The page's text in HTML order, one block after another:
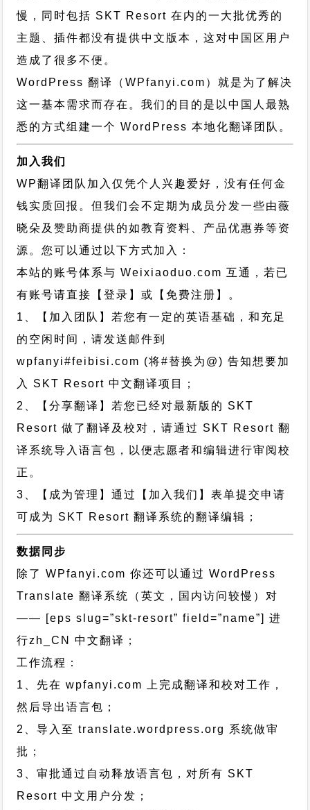
慢，同时包括 SKT Resort 在内的一大批优秀的
主题、插件都没有提供中文版本，这对中国区用户
造成了很多不便。
WordPress 翻译（WPfanyi.com） 就是为了解决
这一基本需求而存在。我们的目的是以中国人最熟
悉的方式组建一个 WordPress 本地化翻译团队。
加入我们
WP翻译团队加入仅凭个人兴趣爱好，没有任何金
钱实质回报。但我们会不定期为成员分发一些由薇
晓朵及赞助商提供的如教育资料、产品优惠券等资
源。您可以通过以下方式加入：
本站的账号体系与Weixiaoduo.com 互通，若已
有账号请直接【登录】或【免费注册】。
1、【加入团队】若您有一定的英语基础，和充足
的空闲时间，请发送邮件到
wpfanyi#feibisi.com (将#替换为@) 告知想要加
入 SKT Resort 中文翻译项目；
2、【分享翻译】若您已经对最新版的 SKT
Resort 做了翻译及校对，请通过 SKT Resort 翻
译系统导入语言包，以便志愿者和编辑进行审阅校
正。
3、【成为管理】通过【加入我们】表单提交申请
可成为 SKT Resort 翻译系统的翻译编辑；
数据同步
除了 WPfanyi.com 你还可以通过WordPress
Translate 翻译系统（英文，国内访问较慢）对
—— [eps slug=”skt-resort” field=”name”]进
行zh_CN
中文翻译；
工作流程：
1、先在 wpfanyi.com 上完成翻译和校对工作，
然后导出语言包；
2、导入至 translate.wordpress.org 系统做审
批；
3、审批通过自动释放语言包，对所有 SKT
Resort 中文用户分发；